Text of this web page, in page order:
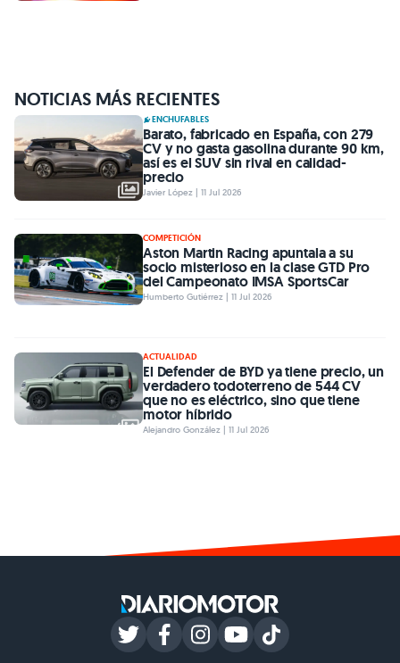
NOTICIAS MÁS RECIENTES
ENCHUFABLES
Barato, fabricado en España, con 279
CV y no gasta gasolina durante 90 km,
así es el SUV sin rival en calidad-
precio
Javier López | 11 Jul 2026
COMPETICIÓN
Aston Martin Racing apuntala a su
socio misterioso en la clase GTD Pro
del Campeonato IMSA SportsCar
Humberto Gutiérrez | 11 Jul 2026
ACTUALIDAD
El Defender de BYD ya tiene precio, un
verdadero todoterreno de 544 CV
que no es eléctrico, sino que tiene
motor híbrido
Alejandro González | 11 Jul 2026